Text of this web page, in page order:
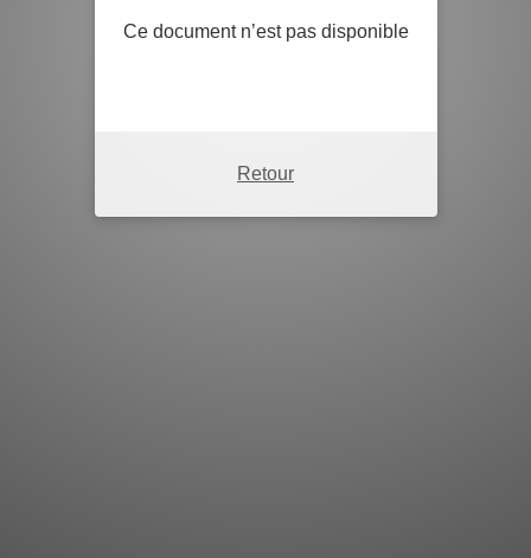
Ce document n’est pas disponible
Retour